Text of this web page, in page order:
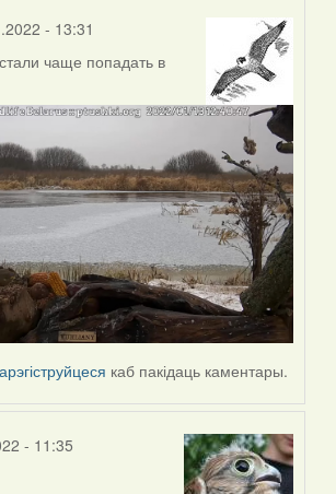
- 13:31
чаще попадать в
каб пакідаць каментары.
- 11:35